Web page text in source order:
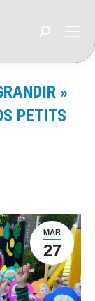
Recherche
»
PETITS
MAR
27